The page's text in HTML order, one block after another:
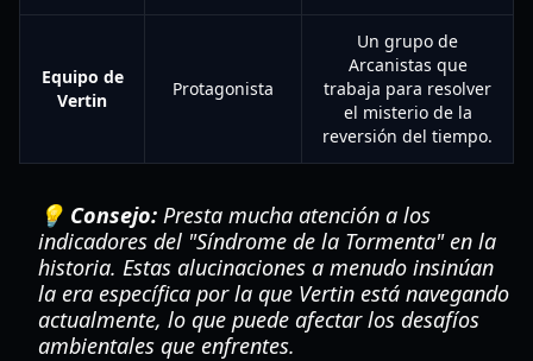
Equipo de
Vertin
Protagonista
Un grupo de
Arcanistas que
trabaja para resolver
el misterio de la
reversión del tiempo.
💡 Consejo: Presta mucha atención a los
indicadores del "Síndrome de la Tormenta" en la
historia. Estas alucinaciones a menudo insinúan
la era específica por la que Vertin está navegando
actualmente, lo que puede afectar los desafíos
ambientales que enfrentes.